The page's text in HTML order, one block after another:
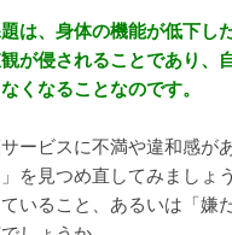
は、身体の機能が低下し
が侵されることであり、
くなることなのです。
ービスに不満や違和感が
を見つめ直してみましょう
いること、あるいは「嫌